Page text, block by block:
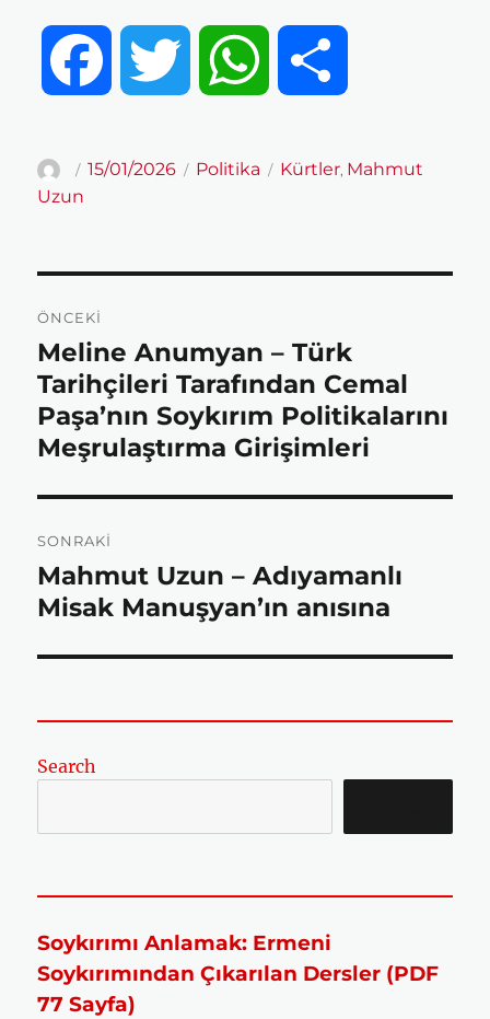
e
o
t
e
t
A
r
YazarYayın
15/01/2026 Kategoriler
Politika Etiketler
Kürtler, Mahmut
Uzun
gezinmesi
ÖNCEKI
Önceki
yazı:
Meline Anumyan – Türk
Tarihçileri Tarafından Cemal
Paşa’nın Soykırım Politikalarını
Meşrulaştırma Girişimleri
SONRAKI
Sonraki
yazı:
Mahmut Uzun – Adıyamanlı
Misak Manuşyan’ın anısına
Search
Soykırımı Anlamak: Ermeni
Soykırımından Çıkarılan Dersler (PDF
77 Sayfa)